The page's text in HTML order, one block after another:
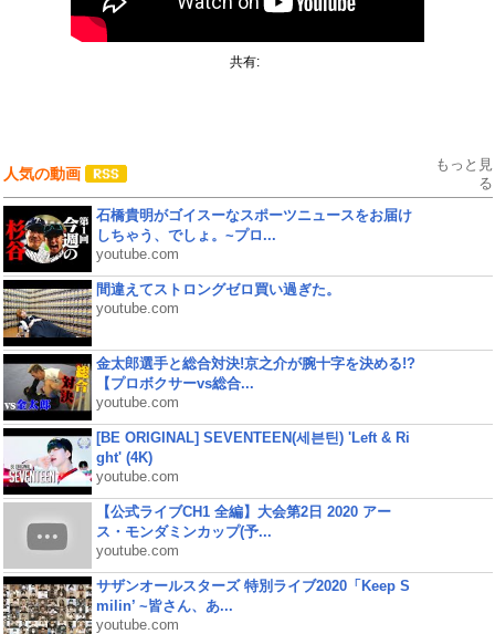
共有:
人気の動画
もっと見
る
石橋貴明がゴイスーなスポーツニュースをお届け
しちゃう、でしょ。~プロ...
youtube.com
間違えてストロングゼロ買い過ぎた。
youtube.com
金太郎選手と総合対決!京之介が腕十字を決める!?
【プロボクサーvs総合...
youtube.com
[BE ORIGINAL] SEVENTEEN(세븐틴) 'Left & Ri
ght' (4K)
youtube.com
【公式ライブCH1 全編】大会第2日 2020 アー
ス・モンダミンカップ(予...
youtube.com
サザンオールスターズ 特別ライブ2020「Keep S
milin’ ~皆さん、あ...
youtube.com